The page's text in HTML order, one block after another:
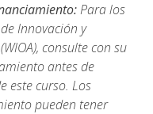
Para los
Innovación y
consulte con su
antes de
este curso. Los
pueden tener